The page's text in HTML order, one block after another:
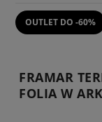
OUTLET DO -60%
FRAMAR
FOLIA W